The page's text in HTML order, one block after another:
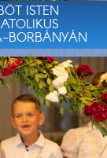
ISTEN
BORBÁNYÁN